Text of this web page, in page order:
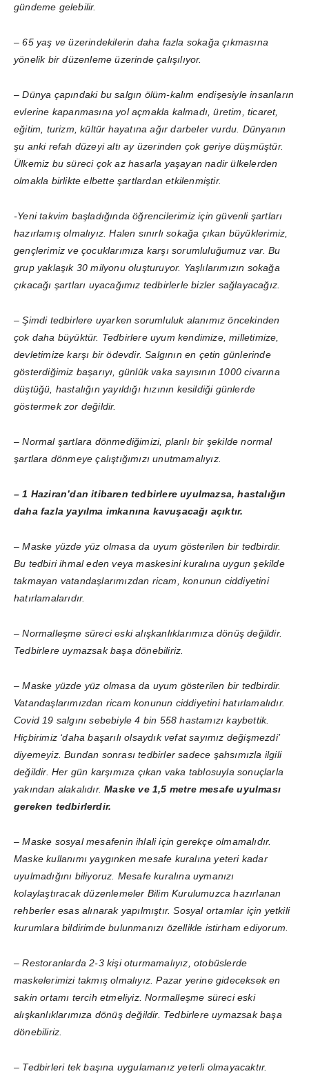
gündeme gelebilir.
– 65 yaş ve üzerindekilerin daha fazla sokağa çıkmasına
yönelik bir düzenleme üzerinde çalışılıyor.
– Dünya çapındaki bu salgın ölüm-kalım endişesiyle insanların
evlerine kapanmasına yol açmakla kalmadı, üretim, ticaret,
eğitim, turizm, kültür hayatına ağır darbeler vurdu. Dünyanın
şu anki refah düzeyi altı ay üzerinden çok geriye düşmüştür.
Ülkemiz bu süreci çok az hasarla yaşayan nadir ülkelerden
olmakla birlikte elbette şartlardan etkilenmiştir.
-Yeni takvim başladığında öğrencilerimiz için güvenli şartları
hazırlamış olmalıyız. Halen sınırlı sokağa çıkan büyüklerimiz,
gençlerimiz ve çocuklarımıza karşı sorumluluğumuz var. Bu
grup yaklaşık 30 milyonu oluşturuyor. Yaşlılarımızın sokağa
çıkacağı şartları uyacağımız tedbirlerle bizler sağlayacağız.
– Şimdi tedbirlere uyarken sorumluluk alanımız öncekinden
çok daha büyüktür. Tedbirlere uyum kendimize, milletimize,
devletimize karşı bir ödevdir. Salgının en çetin günlerinde
gösterdiğimiz başarıyı, günlük vaka sayısının 1000 civarına
düştüğü, hastalığın yayıldığı hızının kesildiği günlerde
göstermek zor değildir.
– Normal şartlara dönmediğimizi, planlı bir şekilde normal
şartlara dönmeye çalıştığımızı unutmamalıyız.
– 1 Haziran’dan itibaren tedbirlere uyulmazsa, hastalığın
daha fazla yayılma imkanına kavuşacağı açıktır.
– Maske yüzde yüz olmasa da uyum gösterilen bir tedbirdir.
Bu tedbiri ihmal eden veya maskesini kuralına uygun şekilde
takmayan vatandaşlarımızdan ricam, konunun ciddiyetini
hatırlamalarıdır.
– Normalleşme süreci eski alışkanlıklarımıza dönüş değildir.
Tedbirlere uymazsak başa dönebiliriz.
– Maske yüzde yüz olmasa da uyum gösterilen bir tedbirdir.
Vatandaşlarımızdan ricam konunun ciddiyetini hatırlamalıdır.
Covid 19 salgını sebebiyle 4 bin 558 hastamızı kaybettik.
Hiçbirimiz ‘daha başarılı olsaydık vefat sayımız değişmezdi’
diyemeyiz. Bundan sonrası tedbirler sadece şahsımızla ilgili
değildir. Her gün karşımıza çıkan vaka tablosuyla sonuçlarla
yakından alakalıdır.Maske ve 1,5 metre mesafe uyulması
gereken tedbirlerdir.
– Maske sosyal mesafenin ihlali için gerekçe olmamalıdır.
Maske kullanımı yaygınken mesafe kuralına yeteri kadar
uyulmadığını biliyoruz. Mesafe kuralına uymanızı
kolaylaştıracak düzenlemeler Bilim Kurulumuzca hazırlanan
rehberler esas alınarak yapılmıştır. Sosyal ortamlar için yetkili
kurumlara bildirimde bulunmanızı özellikle istirham ediyorum.
– Restoranlarda 2-3 kişi oturmamalıyız, otobüslerde
maskelerimizi takmış olmalıyız. Pazar yerine gideceksek en
sakin ortamı tercih etmeliyiz. Normalleşme süreci eski
alışkanlıklarımıza dönüş değildir. Tedbirlere uymazsak başa
dönebiliriz.
– Tedbirleri tek başına uygulamanız yeterli olmayacaktır.